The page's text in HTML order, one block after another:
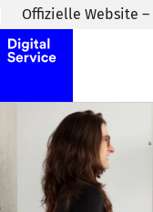
Zum Inhaltsbereich
Offizielle Website